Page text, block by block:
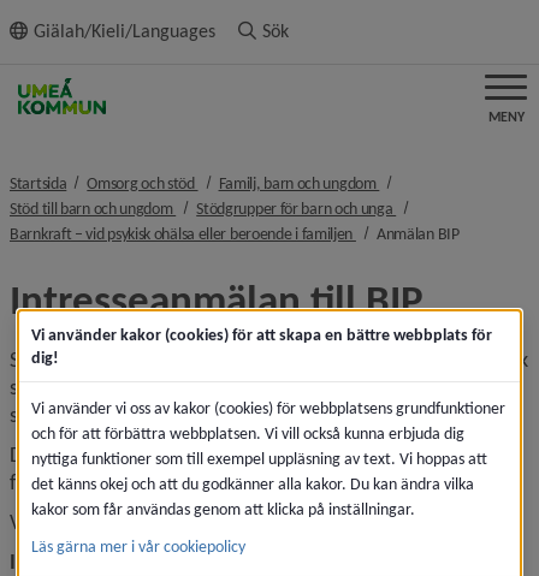
innehållet
Giälah/Kieli/Languages Sök
MENY
Startsida Omsorg och stöd nivå i brödsmulenavigeringen
Familj, barn och ungdom nivå i
Stöd till barn och ungdom nivå i brödsmulenavigeringen
Stödgrupper för barn och unga nivå i
Barnkraft – vid psykisk ohälsa eller beroende i familjen nivå i
Anmälan BIPnivå i
Intresseanmälan till BIP
Stödgrupp för barn i familjer där psykisk ohälsa eller psykisk
sjukdom finns eller har funnits. Stödgruppen drivs i
samarbete med Region Västerbotten.
Du är varmt välkommen att höra av dig om du har
funderingar eller vill ställa någon i kö.
Vi träffas på Hagaplan 1 i Umeå.
Intresseanmälan till BIP
Vi använder kakor (cookies) för att skapa en bättre webbplats för
dig!
Vi använder vi oss av kakor (cookies) för webbplatsens grundfunktioner
och för att förbättra webbplatsen. Vi vill också kunna erbjuda dig
nyttiga funktioner som till exempel uppläsning av text. Vi hoppas att
det känns okej och att du godkänner alla kakor. Du kan ändra vilka
kakor som får användas genom att klicka på inställningar.
Läs gärna mer i vår cookiepolicy